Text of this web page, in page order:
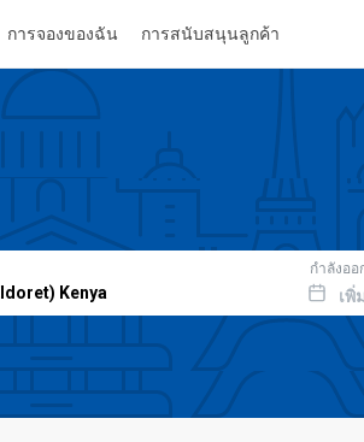
การจองของฉัน การสนับสนุนลูกค้า
กำลังออ
เพิ่